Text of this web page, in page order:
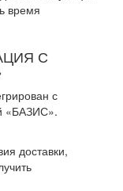
время
С
с
«БАЗИС».
доставки,